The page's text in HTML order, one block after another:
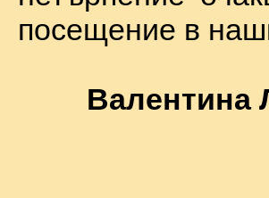
посещение в
Валентина